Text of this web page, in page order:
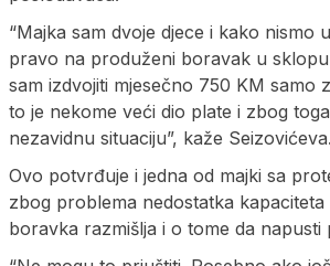
“Majka sam dvoje djece i kako nismo
pravo na produženi boravak u
sam izdvojiti mjesečno 750 KM samo
to je nekome veći dio plate i zbog
nezavidnu situaciju”, kaže Seizovićeva.
Ovo potvrđuje i jedna od majki sa
zbog problema nedostatka
boravka razmišlja i o tome da napusti